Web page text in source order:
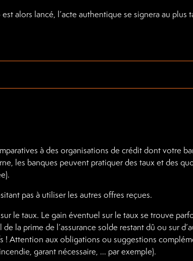
alors lancé, l’acte authentique se signera au plus
à des organisations de crédit dont votre
les banques peuvent pratiquer des taux et des
pas à utiliser les autres offres reçues.
le taux. Le gain éventuel sur le taux se trouve
la prime de l’assurance solde restant dû ou sur
! Attention aux obligations ou suggestions
garant nécessaire, ... par exemple).